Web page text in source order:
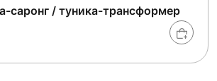
саронг / туника-трансформер